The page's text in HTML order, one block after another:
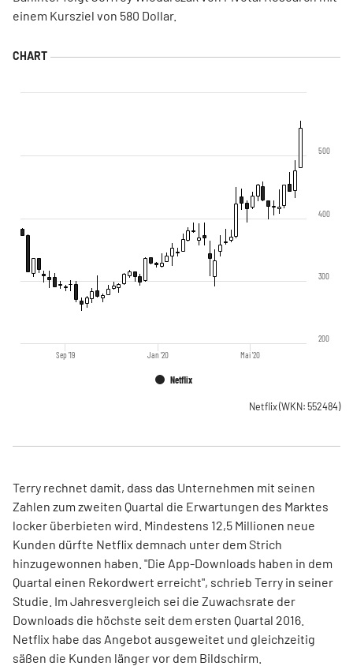
einem Kursziel von 580 Dollar.
Netflix
Jan '20
Sep '19 Mai '20
200
300
400
500
Netflix(WKN: 552484)
Terry rechnet damit, dass das Unternehmen mit seinen
Zahlen zum zweiten Quartal die Erwartungen des Marktes
locker überbieten wird. Mindestens 12,5 Millionen neue
Kunden dürfte Netflix demnach unter dem Strich
hinzugewonnen haben. "Die App-Downloads haben in dem
Quartal einen Rekordwert erreicht", schrieb Terry in seiner
Studie. Im Jahresvergleich sei die Zuwachsrate der
Downloads die höchste seit dem ersten Quartal 2016.
Netflix habe das Angebot ausgeweitet und gleichzeitig
säßen die Kunden länger vor dem Bildschirm.